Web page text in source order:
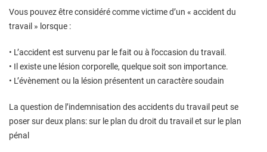
Vous pouvez être considéré comme victime d’un « accident du
travail » lorsque :
• L’accident est survenu par le fait ou à l’occasion du travail.
• Il existe une lésion corporelle, quelque soit son importance.
• L’évènement ou la lésion présentent un caractère soudain
La question de l’indemnisation des accidents du travail peut se
poser sur deux plans: sur le plan du droit du travail et sur le plan
pénal